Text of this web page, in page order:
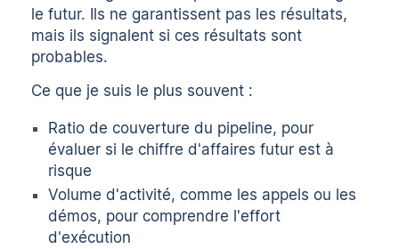
le futur. Ils ne garantissent pas les résultats,
mais ils signalent si ces résultats sont
probables.
Ce que je suis le plus souvent :
Ratio de couverture du pipeline, pour
évaluer si le chiffre d'affaires futur est à
risque
Volume d'activité, comme les appels ou les
démos, pour comprendre l'effort
d'exécution